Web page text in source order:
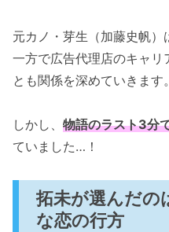
元カノ・芽生（加藤史帆）
一方で広告代理店のキャリ
とも関係を深めていきます。
しかし、 物語のラスト3分
ていました…！
拓未が選んだの
な恋の行方